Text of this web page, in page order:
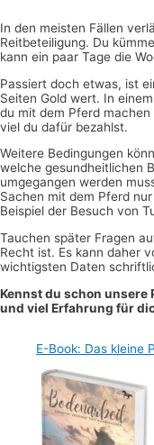
In den meisten Fällen
Reitbeteiligung. Du
kann ein paar Tage die
Passiert doch etwas, ist
Seiten Gold wert. In
du mit dem Pferd
viel du dafür bezahlst.
Weitere Bedingungen
welche gesundheitlichen
umgegangen werden
Sachen mit dem Pferd
Beispiel der Besuch von
Tauchen später Fragen
Recht ist. Es kann daher
wichtigsten Daten
Kennst du schon unsere
und viel Erfahrung für
E-Book: Das kleine